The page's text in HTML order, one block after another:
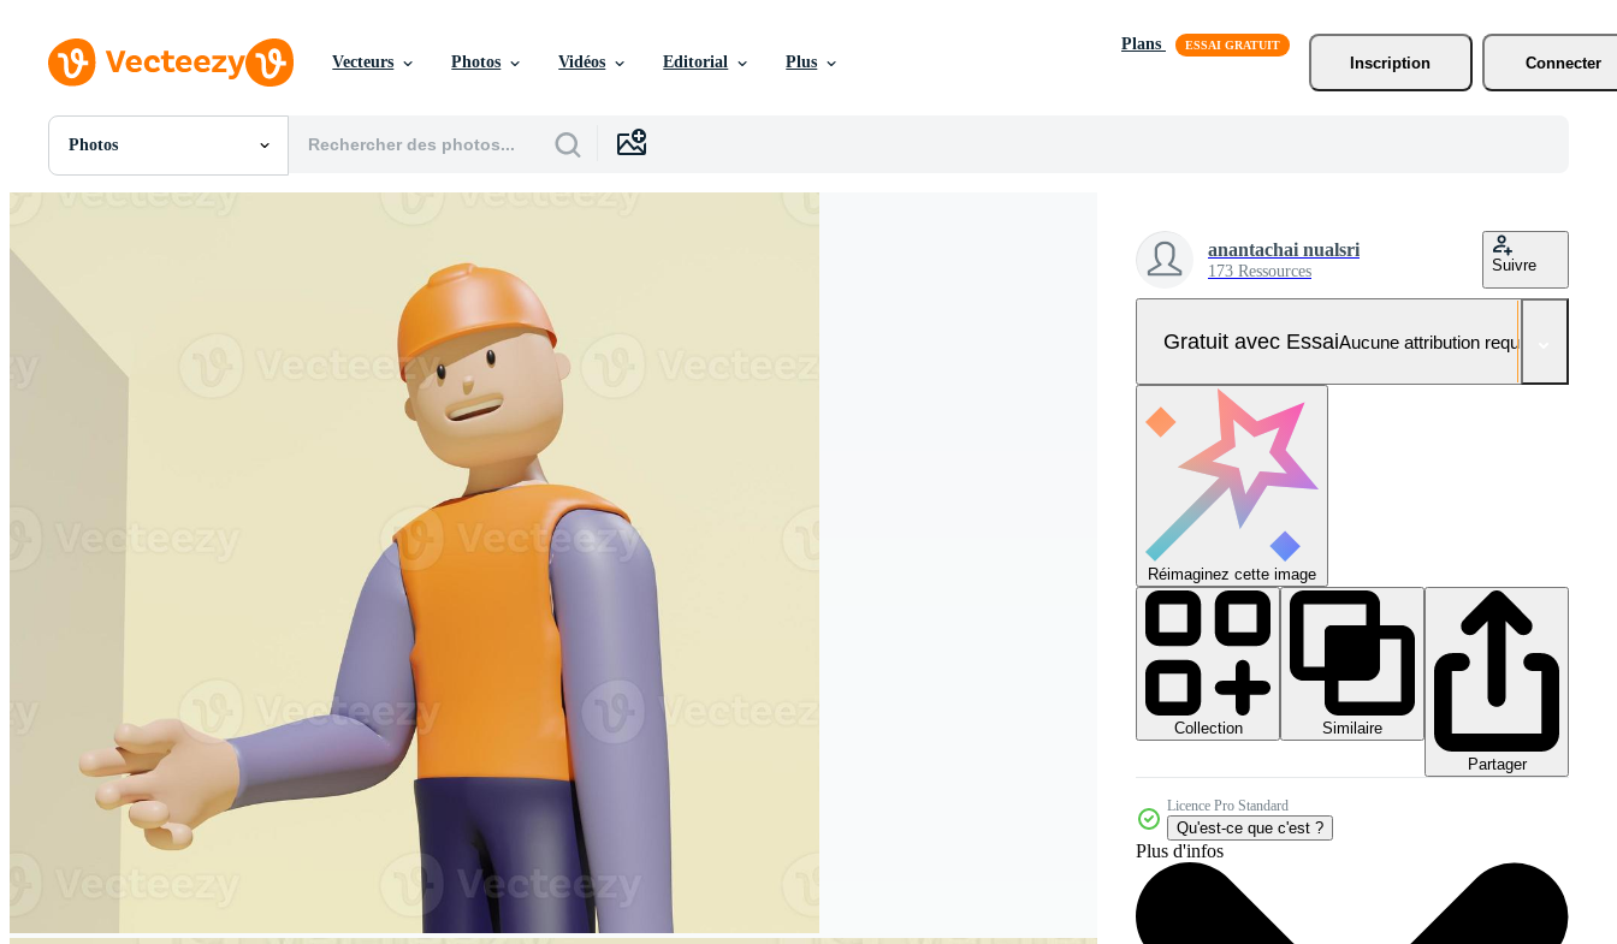
Vecteurs Photos Vidéos Editorial Plus
Plans
Inscription
Connecter
Photos
Toutes Images
Vidéos
Motion graphics
anantachai nualsri
173 Ressources Suivre
Gratuit avec EssaiAucune attribution requise
Réimaginez cette image
Collection
Similaire
Partager
Licence Pro Standard
Qu'est-ce que c'est ?
Plus d'infos